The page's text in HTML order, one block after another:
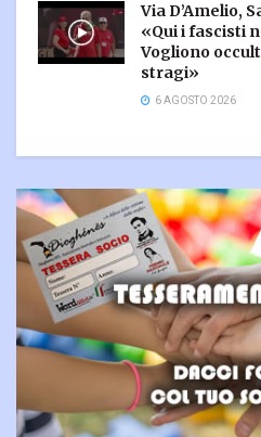
Via D’Amelio,
«Qui i fascisti
Vogliono
stragi»
6 AGOSTO 2026